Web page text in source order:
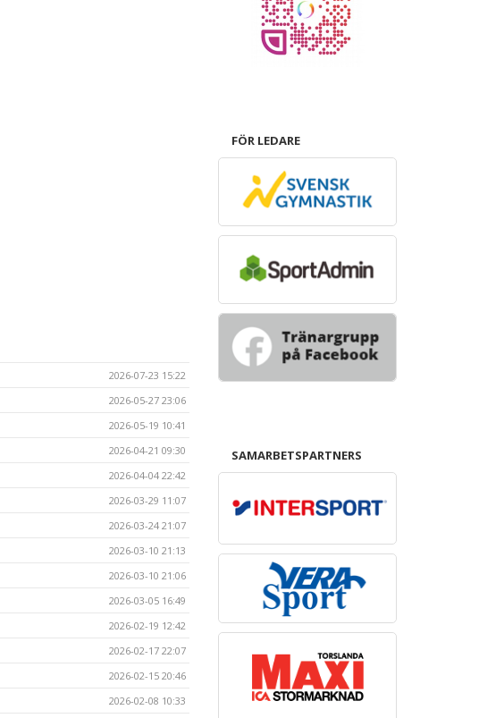
2026-07-23 15:22
2026-05-27 23:06
2026-05-19 10:41
2026-04-21 09:30
2026-04-04 22:42
2026-03-29 11:07
2026-03-24 21:07
2026-03-10 21:13
2026-03-10 21:06
2026-03-05 16:49
2026-02-19 12:42
2026-02-17 22:07
2026-02-15 20:46
2026-02-08 10:33
FÖR LEDARE
SAMARBETSPARTNERS